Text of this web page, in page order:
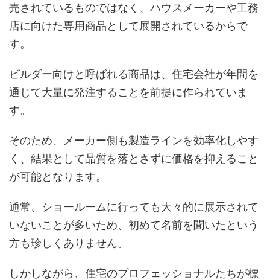
売されているものではなく、ハウスメーカーや工務
店に向けた専用商品として展開されているからで
す。
ビルダー向けと呼ばれる商品は、住宅会社が年間を
通じて大量に発注することを前提に作られていま
す。
そのため、メーカー側も製造ラインを効率化しやす
く、結果として品質を落とさずに価格を抑えること
が可能となります。
通常、ショールームに行っても大々的に展示されて
いないことが多いため、初めて名前を聞いたという
方も珍しくありません。
しかしながら、住宅のプロフェッショナルたちが標